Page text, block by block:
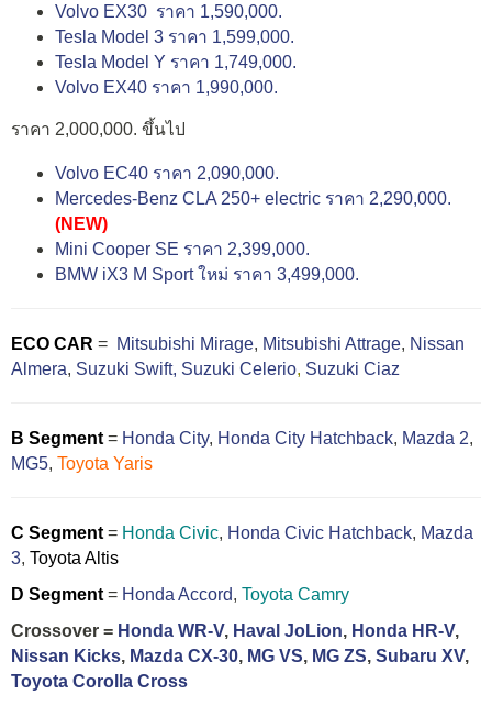
Volvo EX30 ราคา 1,590,000.
Tesla Model 3 ราคา 1,599,000.
Tesla Model Y ราคา 1,749,000.
Volvo EX40 ราคา 1,990,000.
ราคา 2,000,000. ขึ้นไป
Volvo EC40 ราคา 2,090,000.
Mercedes-Benz CLA 250+ electric ราคา 2,290,000.
(NEW)
Mini Cooper SE ราคา 2,399,000.
BMW iX3 M Sport ใหม่ ราคา 3,499,000.
ECO CAR = Mitsubishi Mirage, Mitsubishi Attrage, Nissan
Almera, Suzuki Swift, Suzuki Celerio, Suzuki Ciaz
B Segment = Honda City, Honda City Hatchback, Mazda 2,
MG5, Toyota Yaris
C Segment = Honda Civic, Honda Civic Hatchback, Mazda
3, Toyota Altis
D Segment = Honda Accord, Toyota Camry
Crossover = Honda WR-V, Haval JoLion, Honda HR-V,
Nissan Kicks, Mazda CX-30, MG VS, MG ZS, Subaru XV,
Toyota Corolla Cross